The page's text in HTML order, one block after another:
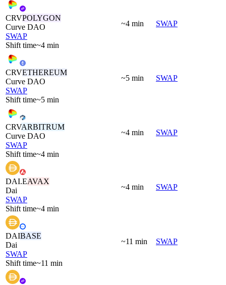
CRVPOLYGON
Curve DAO
SWAP
Shift time~4 min
~4 min SWAP
CRVETHEREUM
Curve DAO
SWAP
Shift time~5 min
~5 min SWAP
CRVARBITRUM
Curve DAO
SWAP
Shift time~4 min
~4 min SWAP
DAI.EAVAX
Dai
SWAP
Shift time~4 min
~4 min SWAP
DAIBASE
Dai
SWAP
Shift time~11 min
~11 min SWAP